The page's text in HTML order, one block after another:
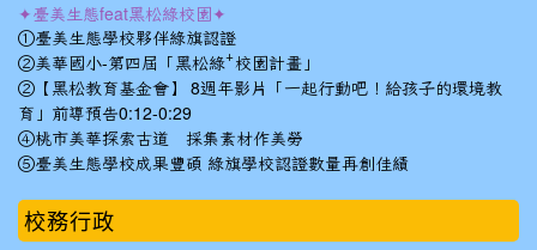
✦臺美生態feat黑松綠校園✦
①臺美生態學校夥伴綠旗認證
②美華國小-第四屆「黑松綠⁺校園計畫」
②【黑松教育基金會】 8週年影片「一起行動吧！給孩子的環境教
育」前導預告0:12-0:29
④桃市美華探索古道 採集素材作美勞
⑤臺美生態學校成果豐碩 綠旗學校認證數量再創佳績
校務行政